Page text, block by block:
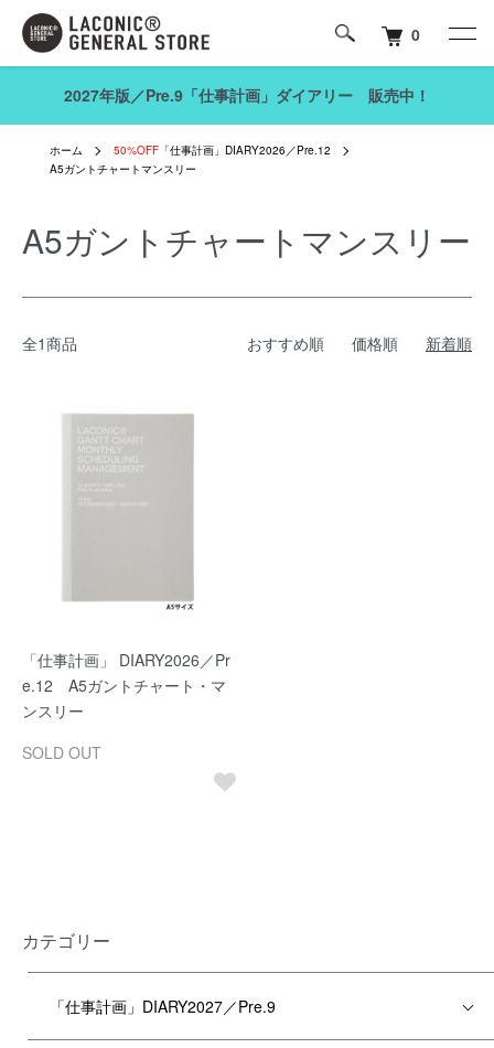
0
2027年版／Pre.9「仕事計画」ダイアリー 販売中！
ホーム 50%OFF 「仕事計画」DIARY2026／Pre.12
A5ガントチャートマンスリー
A5ガントチャートマンスリー
全1商品 おすすめ順 価格順 新着順
「仕事計画」 DIARY2026／Pr
e.12 A5ガントチャート・マ
ンスリー
SOLD OUT
カテゴリー
「仕事計画」DIARY2027／Pre.9